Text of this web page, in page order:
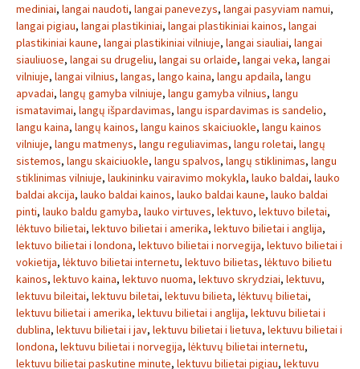
mediniai, langai naudoti, langai panevezys, langai pasyviam namui,
langai pigiau, langai plastikiniai, langai plastikiniai kainos, langai
plastikiniai kaune, langai plastikiniai vilniuje, langai siauliai, langai
siauliuose, langai su drugeliu, langai su orlaide, langai veka, langai
vilniuje, langai vilnius, langas, lango kaina, langu apdaila, langu
apvadai, langų gamyba vilniuje, langu gamyba vilnius, langu
ismatavimai, langų išpardavimas, langu ispardavimas is sandelio,
langu kaina, langų kainos, langu kainos skaiciuokle, langu kainos
vilniuje, langu matmenys, langu reguliavimas, langu roletai, langų
sistemos, langu skaiciuokle, langu spalvos, langų stiklinimas, langu
stiklinimas vilniuje, laukininku vairavimo mokykla, lauko baldai, lauko
baldai akcija, lauko baldai kainos, lauko baldai kaune, lauko baldai
pinti, lauko baldu gamyba, lauko virtuves, lektuvo, lektuvo biletai,
lėktuvo bilietai, lektuvo bilietai i amerika, lektuvo bilietai i anglija,
lektuvo bilietai i londona, lektuvo bilietai i norvegija, lektuvo bilietai i
vokietija, lėktuvo bilietai internetu, lektuvo bilietas, lėktuvo bilietu
kainos, lektuvo kaina, lektuvo nuoma, lektuvo skrydziai, lektuvu,
lektuvu bileitai, lektuvu biletai, lektuvu bilieta, lėktuvų bilietai,
lektuvu bilietai i amerika, lektuvu bilietai i anglija, lektuvu bilietai i
dublina, lektuvu bilietai i jav, lektuvu bilietai i lietuva, lektuvu bilietai i
londona, lektuvu bilietai i norvegija, lėktuvų bilietai internetu,
lektuvu bilietai paskutine minute, lektuvu bilietai pigiau, lektuvu